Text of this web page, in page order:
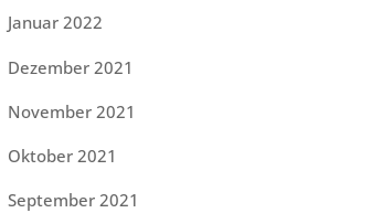
Januar 2022
Dezember 2021
November 2021
Oktober 2021
September 2021